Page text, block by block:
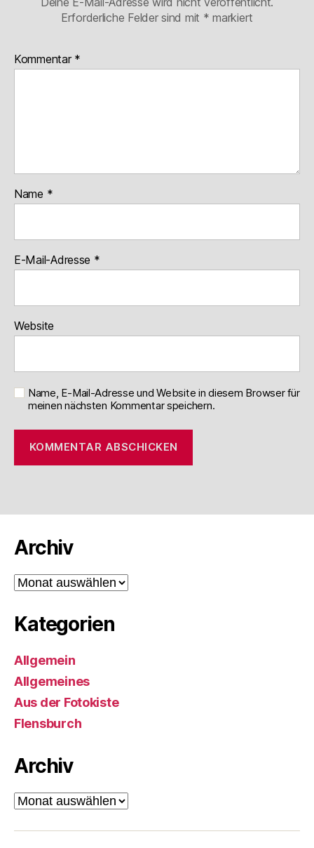
Erforderliche Felder sind mit * markiert
Kommentar *
Name *
E-Mail-Adresse *
Website
Name, E-Mail-Adresse und Website in diesem Browser für
meinen nächsten Kommentar speichern.
Archiv
Archiv
Kategorien
Allgemein
Allgemeines
Aus der Fotokiste
Flensburch
Archiv
Archiv